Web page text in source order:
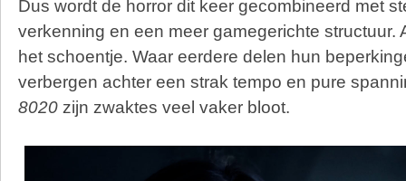
Dus wordt de horror dit keer gecombineerd met
verkenning en een meer gamegerichte structuur.
het schoentje. Waar eerdere delen hun
verbergen achter een strak tempo en pure
8020 zijn zwaktes veel vaker bloot.